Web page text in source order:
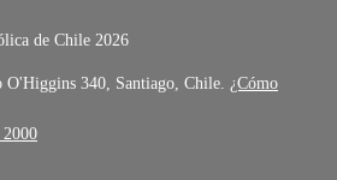
de Chile 2026
340, Santiago, Chile. ¿Cómo